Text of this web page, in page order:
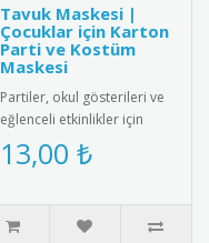
Tavuk Maskesi |
Çocuklar için Karton
Parti ve Kostüm
Maskesi
Partiler, okul gösterileri ve
eğlenceli etkinlikler için
tasarlanmış sevimli tavuk
maskesi! Çocuklar..
13,00 ₺